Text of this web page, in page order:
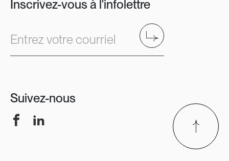
Inscrivez-vous à l'infolettre
Entrez votre courriel Envoyer
Suivez-nous
FacebookLinkedIn